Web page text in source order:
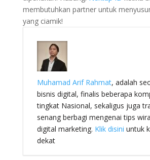
membutuhkan partner untuk
yang ciamik!
Muhamad Arif Rahmat, adalah
bisnis digital, finalis beberapa
tingkat Nasional, sekaligus juga
senang berbagi mengenai tips
digital marketing. Klik disini untuk
dekat